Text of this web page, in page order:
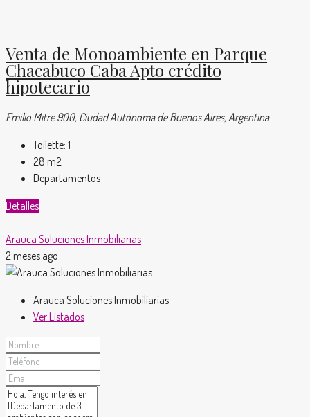
Venta de Monoambiente en Parque
Chacabuco Caba Apto crédito
hipotecario
Emilio Mitre 900, Ciudad Autónoma de Buenos Aires, Argentina
Toilette: 1
28 m2
Departamentos
Detalles
Arauca Soluciones Inmobiliarias
2 meses ago
Arauca Soluciones Inmobiliarias
Ver Listados